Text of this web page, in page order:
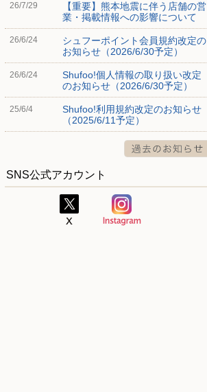
26/7/29
【重要】熊本地震に伴う店舗の営
業・掲載情報への影響について
26/6/24
シュフーポイント会員規約改定の
お知らせ（2026/6/30予定）
26/6/24
Shufoo!個人情報の取り扱い改定
のお知らせ（2026/6/30予定）
25/6/4
Shufoo!利用規約改定のお知らせ
（2025/6/11予定）
SNS公式アカウント